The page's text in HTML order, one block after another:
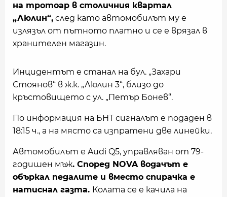
на тротоар в столичния квартал
„Люлин“, след като автомобилът му е
излязъл от пътното платно и се е врязал в
хранителен магазин.
Инцидентът е станал на бул. „Захари
Стоянов“ в ж.к. „Люлин 3“, близо до
кръстовището с ул. „Петър Бонев“.
По информация на БНТ сигналът е подаден в
18:15 ч., а на място са изпратени две линейки.
Автомобилът е Audi Q5, управляван от 79-
годишен мъж. Според NOVA водачът е
объркал педалите и вместо спирачка е
натиснал газта. Колата се е качила на